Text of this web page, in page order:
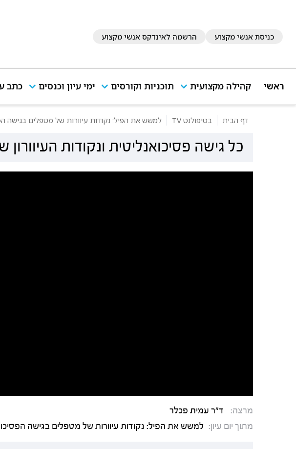
כניסת אנשי מקצוע הרשמה לאינדקס אנשי מקצוע
ראשי קהילה מקצועית תוכניות וקורסים ימי עיון וכנסים כתב
דף הבית בטיפולנט TV למשש את הפיל: נקודות עיוורות של מטפלים בגישה
כל גישה פסיכואנליטית ונקודות העיוורון
מרצה:
ד"ר עמית פכלר
מתוך יום עיון: למשש את הפיל: נקודות עיוורות של מטפלים בגישה